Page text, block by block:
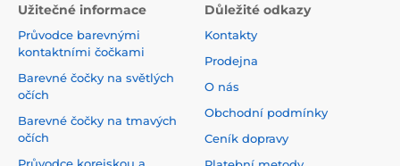
Užitečné informace
Průvodce barevnými
kontaktními čočkami
Barevné čočky na světlých
očích
Barevné čočky na tmavých
očích
Důležité odkazy
Kontakty
Prodejna
O nás
Obchodní podmínky
Ceník dopravy